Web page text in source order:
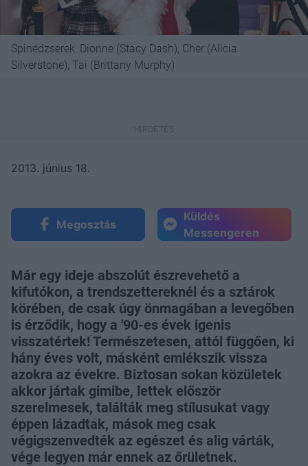
Spinédzserek: Dionne (Stacy Dash), Cher (Alicia
Silverstone), Tai (Brittany Murphy)
2013. június 18.
Megosztás
Küldés
Messengeren
Már egy ideje abszolút észrevehető a
kifutókon, a trendszettereknél és a sztárok
körében, de csak úgy önmagában a levegőben
is érződik, hogy a '90-es évek igenis
visszatértek! Természetesen, attól függően, ki
hány éves volt, másként emlékszik vissza
azokra az évekre. Biztosan sokan közületek
akkor jártak gimibe, lettek először
szerelmesek, találták meg stílusukat vagy
éppen lázadtak, mások meg csak
végigszenvedték az egészet és alig várták,
vége legyen már ennek az őrületnek.